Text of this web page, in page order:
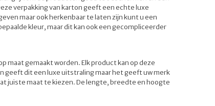
verpakking van karton geeft een echte luxe
maar ook herkenbaar te laten zijn kunt u een
kleur, maar dit kan ook een gecompliceerder
maat gemaakt worden. Elk product kan op deze
geeft dit een luxe uitstraling maar het geeft uw merk
juiste maat te kiezen. De lengte, breedte en hoogte